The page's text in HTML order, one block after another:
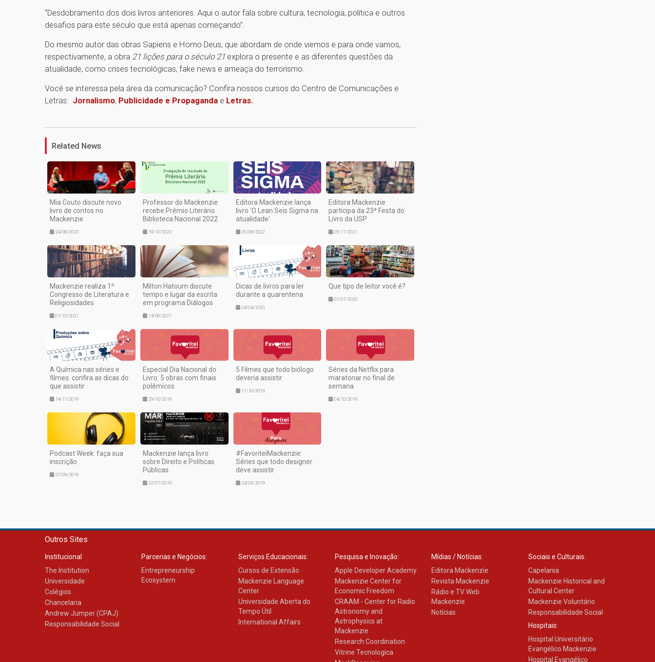
“Desdobramento dos dois livros anteriores. Aqui o autor fala sobre cultura, tecnologia, política e outros
desafios para este século que está apenas começando”.
Do mesmo autor das obras Sapiens e Homo Deus, que abordam de onde viemos e para onde vamos,
respectivamente, a obra 21 lições para o século 21 explora o presente e as diferentes questões da
atualidade, como crises tecnológicas, fake news e ameaça do terrorismo.
Você se interessa pela área da comunicação? Confira nossos cursos do Centro de Comunicações e
Letras: Jornalismo, Publicidade e Propaganda e Letras.
1
Related News
Mia Couto discute novo
livro de contos no
Mackenzie
24/08/2023
Professor do Mackenzie
recebe Prêmio Literário
Biblioteca Nacional 2022
19/10/2022
Editora Mackenzie lança
livro 'O Lean Seis Sigma na
atualidade'
25/08/2022
Editora Mackenzie
participa da 23ª Festa do
Livro da USP
05/11/2021
Mackenzie realiza 1º
Congresso de Literatura e
Religiosidades
01/10/2021
Milton Hatoum discute
tempo e lugar da escrita
em programa Diálogos
14/06/2021
Dicas de livros para ler
durante a quarentena
24/04/2020
Que tipo de leitor você é?
07/01/2020
A Química nas séries e
filmes: confira as dicas do
que assistir
14/11/2019
Especial Dia Nacional do
Livro: 5 obras com finais
polêmicos
29/10/2019
5 Filmes que todo biólogo
deveria assistir
11/10/2019
Séries da Netflix para
maratonar no final de
semana
04/10/2019
Podcast Week: faça sua
inscrição
27/09/2019
Mackenzie lança livro
sobre Direito e Políticas
Públicas
22/07/2019
#FavoriteiMackenzie:
Séries que todo designer
deve assistir
24/05/2019
Outros Sites
Institucional
The Institution
Universidade
Colégios
Chancelaria
Andrew Jumper (CPAJ)
Responsabilidade Social
Parcerias e Negócios:
Entrepreneurship
Ecosystem
Serviços Educacionais:
Cursos de Extensão
Mackenzie Language
Center
Universidade Aberta do
Tempo Útil
International Affairs
Pesquisa e Inovação:
Apple Developer Academy
Mackenzie Center for
Economic Freedom
CRAAM - Center for Radio
Astronomy and
Astrophysics at
Mackenzie
Research Coordination
Vitrine Tecnologica
Mídias / Notícias:
Editora Mackenzie
Revista Mackenzie
Rádio e TV Web
Mackenzie
Notícias
Sociais e Culturais:
Capelania
Mackenzie Historical and
Cultural Center
Mackenzie Voluntário
Responsabilidade Social
Hospitais:
Hospital Universitário
Evangélico Mackenzie
Hospital Evangélico